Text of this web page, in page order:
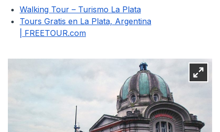
Walking Tour – Turismo La Plata
Tours Gratis en La Plata, Argentina
FREETOUR.com